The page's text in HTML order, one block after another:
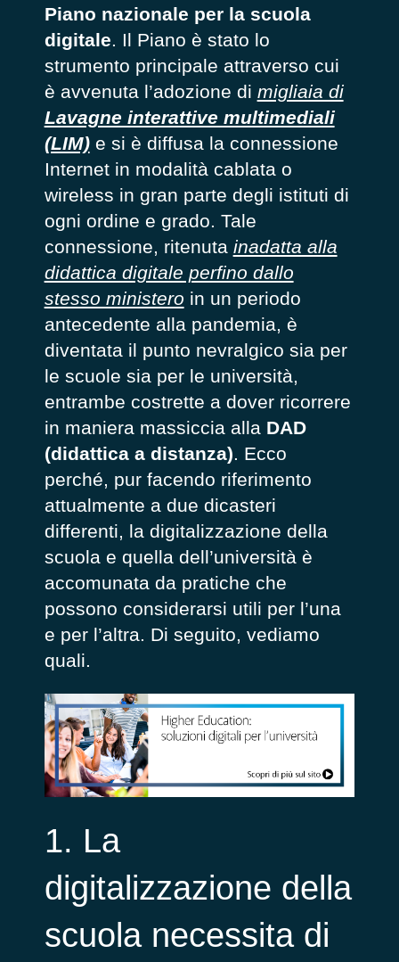
Piano nazionale per la scuola
digitale. Il Piano è stato lo
strumento principale attraverso cui
è avvenuta l’adozione di migliaia di
Lavagne interattive multimediali
(LIM)e si è diffusa la connessione
Internet in modalità cablata o
wireless in gran parte degli istituti di
ogni ordine e grado. Tale
connessione, ritenuta inadatta alla
didattica digitale perfino dallo
stesso ministero in un periodo
antecedente alla pandemia, è
diventata il punto nevralgico sia per
le scuole sia per le università,
entrambe costrette a dover ricorrere
in maniera massiccia alla DAD
(didattica a distanza). Ecco
perché, pur facendo riferimento
attualmente a due dicasteri
differenti, la digitalizzazione della
scuola e quella dell’università è
accomunata da pratiche che
possono considerarsi utili per l’una
e per l’altra. Di seguito, vediamo
quali.
1. La
digitalizzazione della
scuola necessita di